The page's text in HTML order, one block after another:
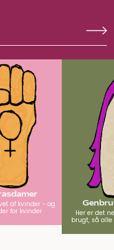
af kvinder - og
for kvinder
Her er det
brugt, så